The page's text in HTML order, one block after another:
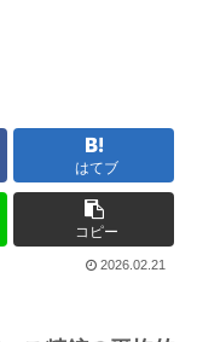
by livedoor 相互RSS
はてブ
コピー
2026.02.21